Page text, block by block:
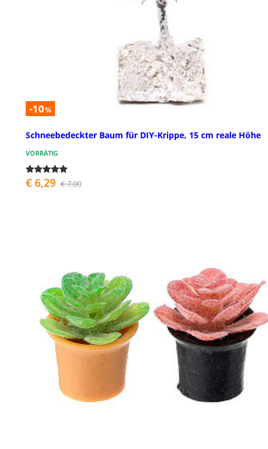
-10%
Schneebedeckter Baum für DIY-Krippe, 15 cm reale Höhe
VORRÄTIG
€ 6,29 € 7,00